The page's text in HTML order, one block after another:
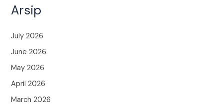
Arsip
July 2026
June 2026
May 2026
April 2026
March 2026